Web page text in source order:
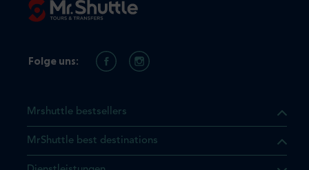
Mrshuttle bestsellers
MrShuttle best destinations
Folge uns: